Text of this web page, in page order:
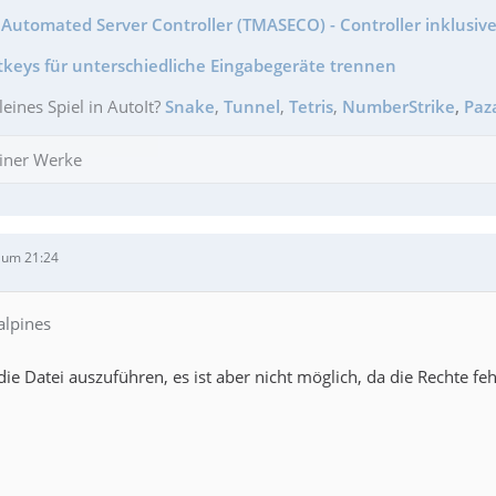
Server Controller (TMASECO) - Controller
für unterschiedliche Eingabegeräte trennen
Spiel in AutoIt? Snake, Tunnel, Tetris, NumberStrike,
Werke
21:24
Datei auszuführen, es ist aber nicht möglich, da die Rechte